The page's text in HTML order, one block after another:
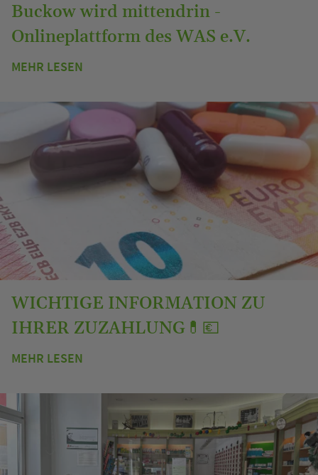
Buckow wird mittendrin -
Onlineplattform des WAS e.V.
MEHR LESEN
WICHTIGE INFORMATION ZU
IHRER ZUZAHLUNG💊💶
MEHR LESEN